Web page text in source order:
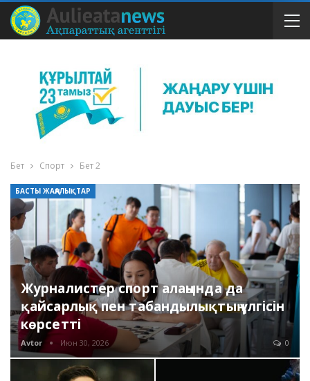
Бет Спорт Бет 2
БАСТЫ ЖАҢАЛЫҚТАР
Журналистер спорт алаңында да
қайсарлық пен табандылықтың үлгісін
көрсетті
Avtor Июн 30, 2026 0